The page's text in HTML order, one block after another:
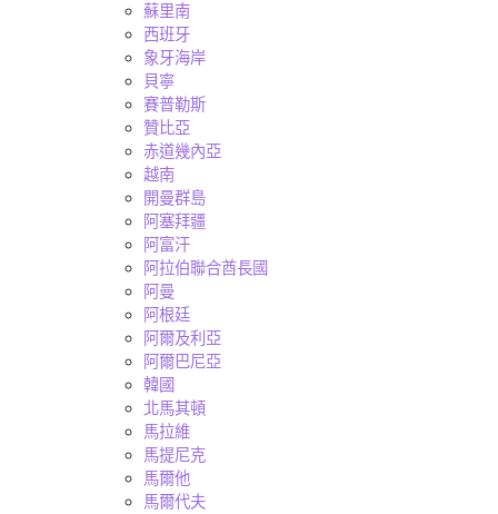
蘇里南
西班牙
象牙海岸
貝寧
賽普勒斯
贊比亞
赤道幾內亞
越南
開曼群島
阿塞拜疆
阿富汗
阿拉伯聯合酋長國
阿曼
阿根廷
阿爾及利亞
阿爾巴尼亞
韓國
北馬其頓
馬拉維
馬提尼克
馬爾他
馬爾代夫